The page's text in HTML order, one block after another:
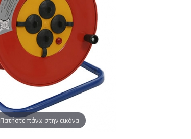
Πατήστε πάνω στην εικόνα